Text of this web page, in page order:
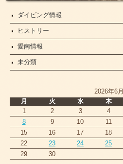
ダイビング情報
ヒストリー
愛南情報
未分類
2026年6月
月
火 水 木
1
2 3 4
8
9 10 11
15
16 17 18
22
23 24 25
29
30